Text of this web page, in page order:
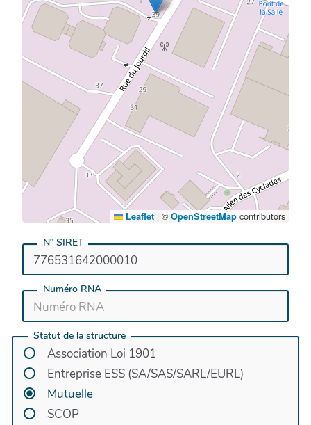
Leaflet | © OpenStreetMap contributors
N° SIRET
Numéro RNA
Statut de la structure
Association Loi 1901
Entreprise ESS (SA/SAS/SARL/EURL)
Mutuelle
SCOP